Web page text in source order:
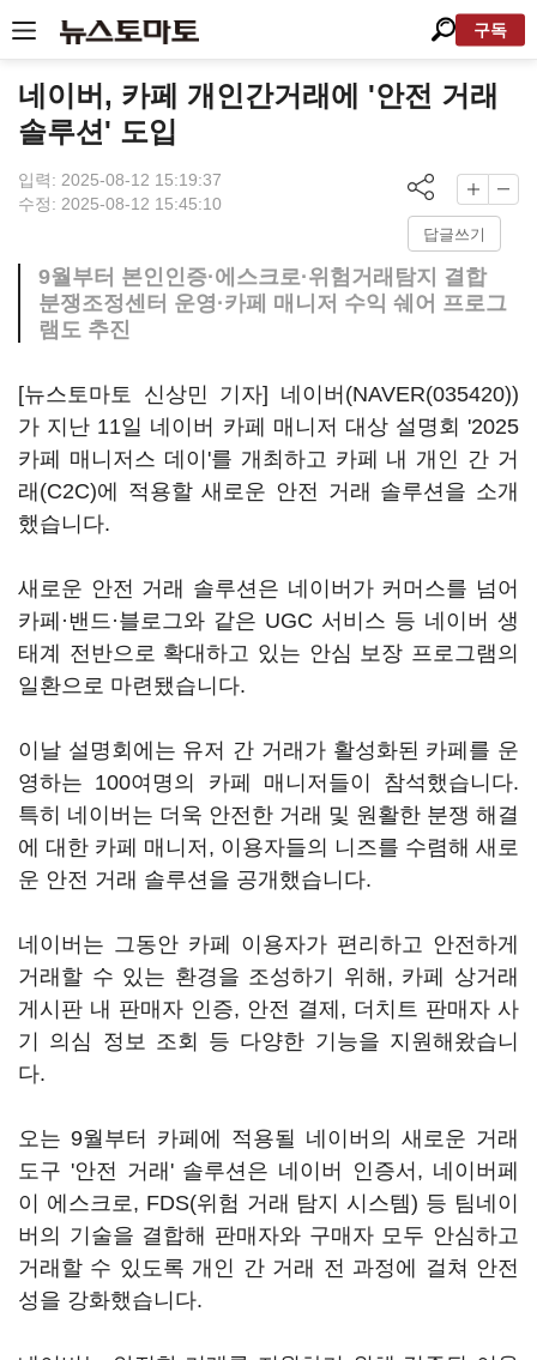
구독
네이버, 카페 개인간거래에 '안전 거래
솔루션' 도입
입력: 2025-08-12 15:19:37
수정: 2025-08-12 15:45:10
답글쓰기
9월부터 본인인증·에스크로·위험거래탐지 결합
분쟁조정센터 운영·카페 매니저 수익 쉐어 프로그
램도 추진
[뉴스토마토 신상민 기자] 네이버(NAVER(035420))
가 지난 11일 네이버 카페 매니저 대상 설명회 '2025
카페 매니저스 데이'를 개최하고 카페 내 개인 간 거
래(C2C)에 적용할 새로운 안전 거래 솔루션을 소개
했습니다.
새로운 안전 거래 솔루션은 네이버가 커머스를 넘어
카페·밴드·블로그와 같은 UGC 서비스 등 네이버 생
태계 전반으로 확대하고 있는 안심 보장 프로그램의
일환으로 마련됐습니다.
이날 설명회에는 유저 간 거래가 활성화된 카페를 운
영하는 100여명의 카페 매니저들이 참석했습니다.
특히 네이버는 더욱 안전한 거래 및 원활한 분쟁 해결
에 대한 카페 매니저, 이용자들의 니즈를 수렴해 새로
운 안전 거래 솔루션을 공개했습니다.
네이버는 그동안 카페 이용자가 편리하고 안전하게
거래할 수 있는 환경을 조성하기 위해, 카페 상거래
게시판 내 판매자 인증, 안전 결제, 더치트 판매자 사
기 의심 정보 조회 등 다양한 기능을 지원해왔습니
다.
오는 9월부터 카페에 적용될 네이버의 새로운 거래
도구 '안전 거래' 솔루션은 네이버 인증서, 네이버페
이 에스크로, FDS(위험 거래 탐지 시스템) 등 팀네이
버의 기술을 결합해 판매자와 구매자 모두 안심하고
거래할 수 있도록 개인 간 거래 전 과정에 걸쳐 안전
성을 강화했습니다.